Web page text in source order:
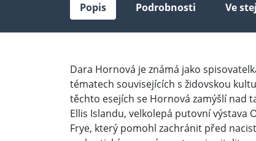
Popis Podrobnosti Ve
Dara Hornová je známá jako
tématech souvisejících s židovskou
těchto esejích se Hornová zamýšlí nad
Ellis Islandu, velkolepá putovní výstava
Frye, který pomohl zachránit před